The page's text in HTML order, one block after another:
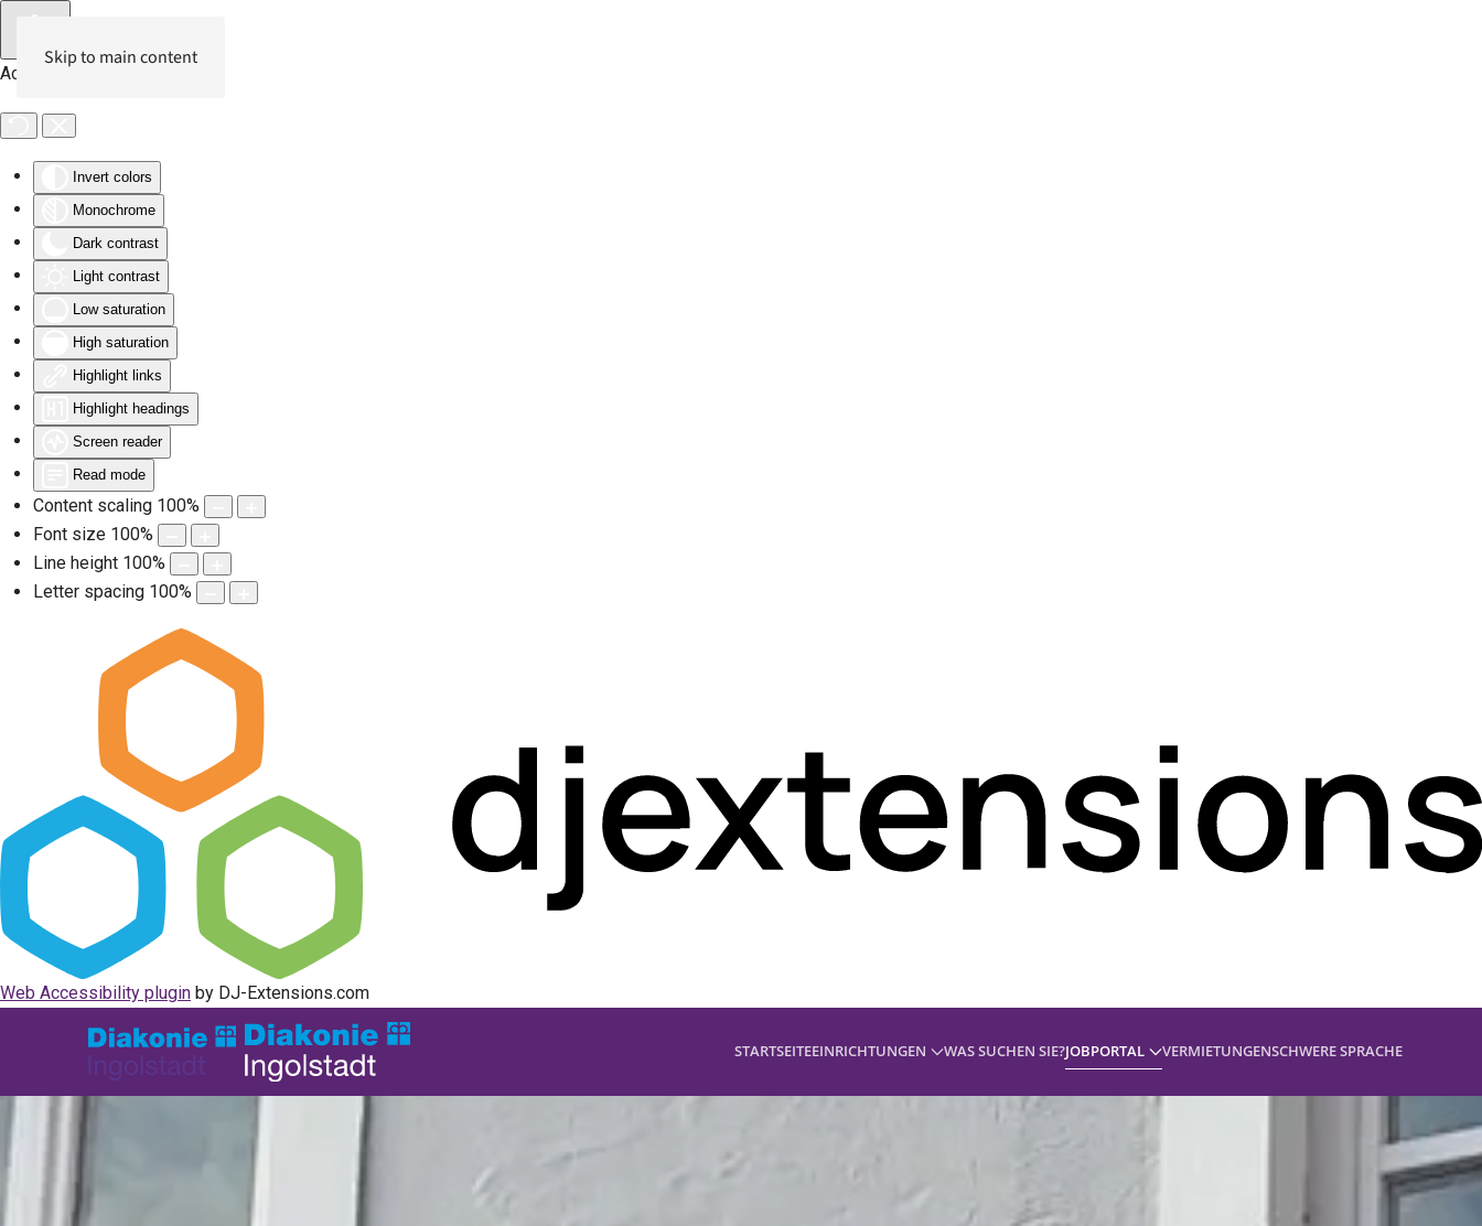
Accessibility Tools
Invert colors
Monochrome
Dark contrast
Light contrast
Low saturation
High saturation
Highlight links
Highlight headings
Screen reader
Read mode
Content scaling 100%
Font size 100%
Line height 100%
Letter spacing 100%
Web Accessibility plugin by DJ-Extensions.com
Skip to main content
STARTSEITEEINRICHTUNGEN WAS SUCHEN SIE?JOBPORTAL VERMIETUNGENSCHWERE SPRACHE